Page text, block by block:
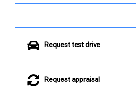
Request test drive
Request appraisal